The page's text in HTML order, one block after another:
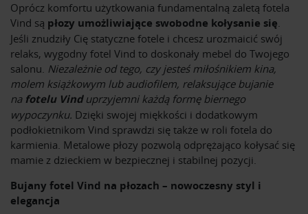
Oprócz komfortu użytkowania fundamentalną zaletą fotela
Vind są płozy umożliwiające swobodne kołysanie się.
Jeśli znudziły Cię statyczne fotele i chcesz urozmaicić swój
relaks, wygodny fotel Vind to doskonały mebel do Twojego
salonu. Niezależnie od tego, czy jesteś miłośnikiem kina,
molem książkowym lub audiofilem, relaksujące bujanie
na fotelu Vinduprzyjemni każdą formę biernego
wypoczynku. Dzięki swojej miękkości i dodatkowym
podłokietnikom Vind sprawdzi się także w roli fotela do
karmienia. Metalowe płozy pozwolą odprężająco kołysać się
mamie z dzieckiem w bezpiecznej i stabilnej pozycji.
Bujany fotel Vind na płozach – nowoczesny styl i
elegancja